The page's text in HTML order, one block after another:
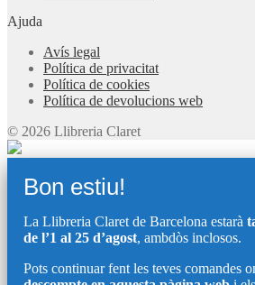
Ajuda
Avís legal
Política de privacitat
Política de cookies
Política de devolucions web
© 2026 Llibreria Claret
Bon estiu!
La Llibreria Claret de Barcelona estarà
de l’1 al 25 d’agost, ambdòs inclosos.
Pots continuar fent les teves comandes